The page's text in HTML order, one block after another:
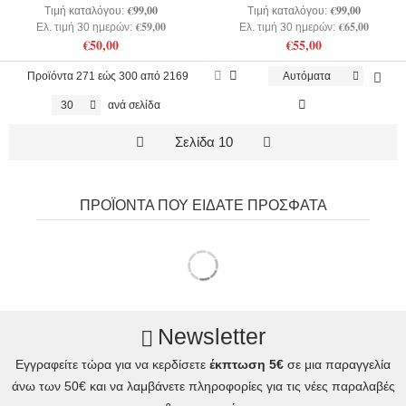
Τιμή καταλόγου: €99,00
Ελ. τιμή 30 ημερών: €59,00
€50,00
Τιμή καταλόγου: €99,00
Ελ. τιμή 30 ημερών: €65,00
€55,00
Προϊόντα271 εώς 300 από 2169 Αυτόματα
30 ανά σελίδα
Σελίδα 10
ΠΡΟΪΟΝΤΑ ΠΟΥ ΕΙΔΑΤΕ ΠΡΟΣΦΑΤΑ
Newsletter
Εγγραφείτε τώρα για να κερδίσετε έκπτωση 5€ σε μια παραγγελία
άνω των 50€ και να λαμβάνετε πληροφορίες για τις νέες παραλαβές